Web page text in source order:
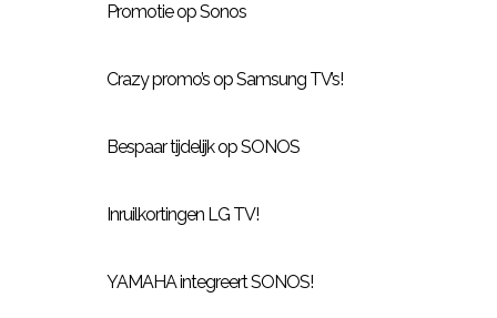
Promotie op Sonos
Crazy promo’s op Samsung TV’s!
Bespaar tijdelijk op SONOS
Inruilkortingen LG TV!
YAMAHA integreert SONOS!